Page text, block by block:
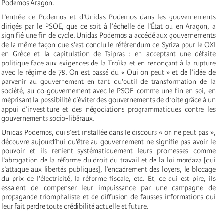
Podemos Aragon.
L’entrée de Podemos et d’Unidas Podemos dans les gouvernements
dirigés par le PSOE, que ce soit à l’échelle de l’État ou en Aragon, a
signifié une fin de cycle. Unidas Podemos a accédé aux gouvernements
de la même façon que s’est conclu le référendum de Syriza pour le OXI
en Grèce et la capitulation de Tsipras : en acceptant une défaite
politique face aux exigences de la Troïka et en renonçant à la rupture
avec le régime de 78. On est passé du « Oui on peut » et de l’idée de
parvenir au gouvernement en tant qu’outil de transformation de la
société, au co-gouvernement avec le PSOE comme une fin en soi, en
méprisant la possibilité d’éviter des gouvernements de droite grâce à un
appui d’investiture et des négociations programmatiques contre les
gouvernements socio-libéraux.
Unidas Podemos, qui s’est installée dans le discours « on ne peut pas »,
découvre aujourd’hui qu’être au gouvernement ne signifie pas avoir le
pouvoir et ils renient systématiquement leurs promesses comme
l’abrogation de la réforme du droit du travail et de la loi mordaza [qui
s’attaque aux libertés publiques], l’encadrement des loyers, le blocage
du prix de l’électricité, la réforme fiscale, etc. Et, ce qui est pire, ils
essaient de compenser leur impuissance par une campagne de
propagande triomphaliste et de diffusion de fausses informations qui
leur fait perdre toute crédibilité actuelle et future.